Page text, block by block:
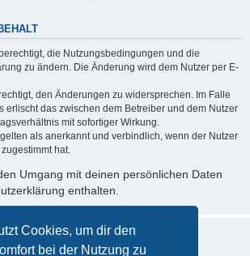
Cookies, um dir den
bei der Nutzung zu
die Nutzungsbedingungen und die
zu ändern. Die Änderung wird dem Nutzer per E-
den Änderungen zu widersprechen. Im Falle
erlischt das zwischen dem Betreiber und dem Nutzer
mit sofortiger Wirkung.
als anerkannt und verbindlich, wenn der Nutzer
hat.
Umgang mit deinen persönlichen Daten
enthalten.